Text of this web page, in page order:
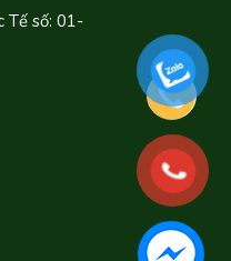
Tế số: 01-